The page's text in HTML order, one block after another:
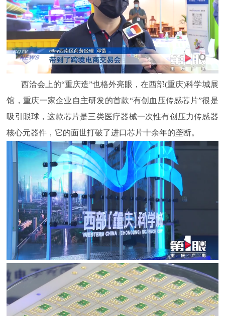
西洽会上的“重庆造”也格外亮眼，在西部(重庆)科学城展
馆，重庆一家企业自主研发的首款“有创血压传感芯片”很是
吸引眼球，这款芯片是三类医疗器械一次性有创压力传感器
核心元器件，它的面世打破了进口芯片十余年的垄断。